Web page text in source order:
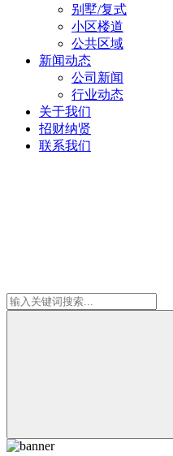
别墅/复式
小区楼道
公共区域
新闻动态
公司新闻
行业动态
关于我们
招财纳贤
联系我们